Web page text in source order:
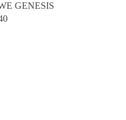
GENESIS